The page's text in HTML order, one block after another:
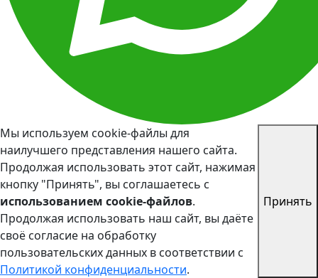
Мы используем cookie-файлы для
наилучшего представления нашего сайта.
Продолжая использовать этот сайт, нажимая
кнопку "Принять", вы соглашаетесь с
использованием cookie-файлов.
Продолжая использовать наш сайт, вы даёте
своё согласие на обработку
пользовательских данных в соответствии с
Политикой конфиденциальности.
Принять